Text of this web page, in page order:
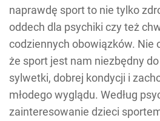
naprawdę sport to nie tylko
oddech dla psychiki czy też
codziennych obowiązków. Nie
że sport jest nam niezbędny
sylwetki, dobrej kondycji i
młodego wyglądu. Według
zainteresowanie dzieci